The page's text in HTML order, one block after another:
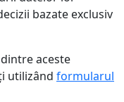
bazate exclusiv
aceste
utilizând formularul